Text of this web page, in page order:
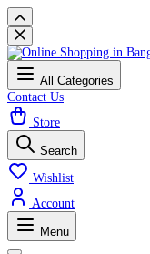
All Categories
Contact Us
Store
Search
Wishlist
Account
Menu